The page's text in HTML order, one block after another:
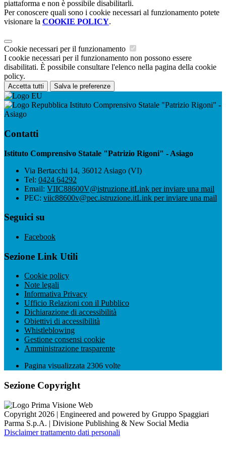
piattaforma e non è possibile disabilitarli.
Per conoscere quali sono i cookie necessari al funzionamento potete
visionare la COOKIE POLICY.
Cookie necessari per il funzionamento
I cookie necessari per il funzionamento non possono essere
disabilitati. È possibile consultare l'elenco nella pagina della cookie
policy.
Accetta tutti Salva le preferenze
Istituto Comprensivo Statale "Patrizio Rigoni" -
Asiago
Contatti
Istituto Comprensivo Statale "Patrizio Rigoni" - Asiago
Via Bertacchi 14, 36012 Asiago (VI)
Tel: 0424 64292
Email: VIIC88600V@istruzione.itLink per inviare una mail
PEC: viic88600v@pec.istruzione.itLink per inviare una mail
Seguici su
Facebook
Sezione Link Utili
Cookie policy
Note legali
Informativa Privacy
Ufficio Relazioni con il Pubblico
Dichiarazione di accessibilità
Obiettivi di accessibilità
Whistleblowing
Gestione consensi cookie
Amministrazione trasparente
Pagina visualizzata 2306 volte
Sezione Copyright
Copyright 2026 | Engineered and powered by Gruppo Spaggiari
Parma S.p.A. | Divisione Publishing & New Social Media
Disclaimer trattamento dati personali